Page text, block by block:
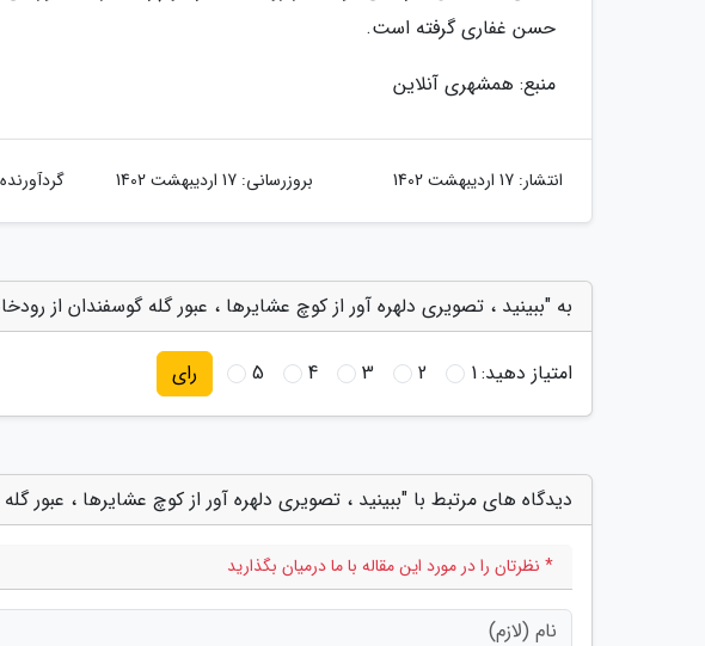
حسن غفاری گرفته است.
منبع: همشهری آنلاین
انتشار: 17 اردیبهشت 1402 بروزرسانی: 17 اردیبهشت 1402
به "ببینید ، تصویری دلهره آور از کوچ عشایرها ، عبور گله گوسفندان از
امتیاز دهید:1
2
3
4
5 رای
دیدگاه های مرتبط با "ببینید ، تصویری دلهره آور از کوچ عشایرها ، عبور
* نظرتان را در مورد این مقاله با ما درمیان بگذارید